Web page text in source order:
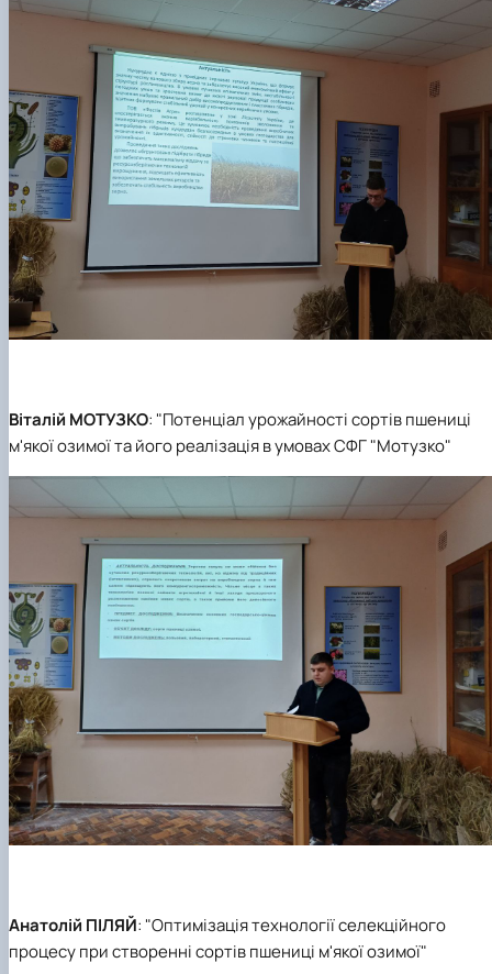
Віталій МОТУЗКО: "Потенціал урожайності сортів пшениці
м'якої озимої та його реалізація в умовах СФГ "Мотузко"
Анатолій ПІЛЯЙ: "Оптимізація технології селекційного
процесу при створенні сортів пшениці м'якої озимої"